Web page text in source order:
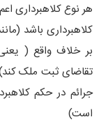
هر نوع کلاهبرداری
کلاهبرداری باشد
ﺑﺮ ﺧﻼﻑ ﻭﺍﻗﻊ (
تقاضای ثبت ملک
جرائم در حکم
است)